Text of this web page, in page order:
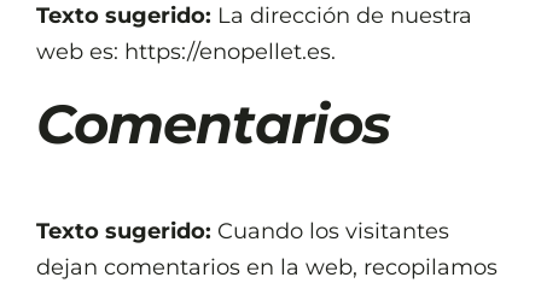
Texto sugerido: La dirección de nuestra
web es: https://enopellet.es.
Comentarios
Texto sugerido: Cuando los visitantes
dejan comentarios en la web, recopilamos